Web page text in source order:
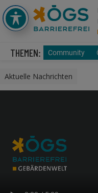
THEMEN: Community
Aktuelle Nachrichten